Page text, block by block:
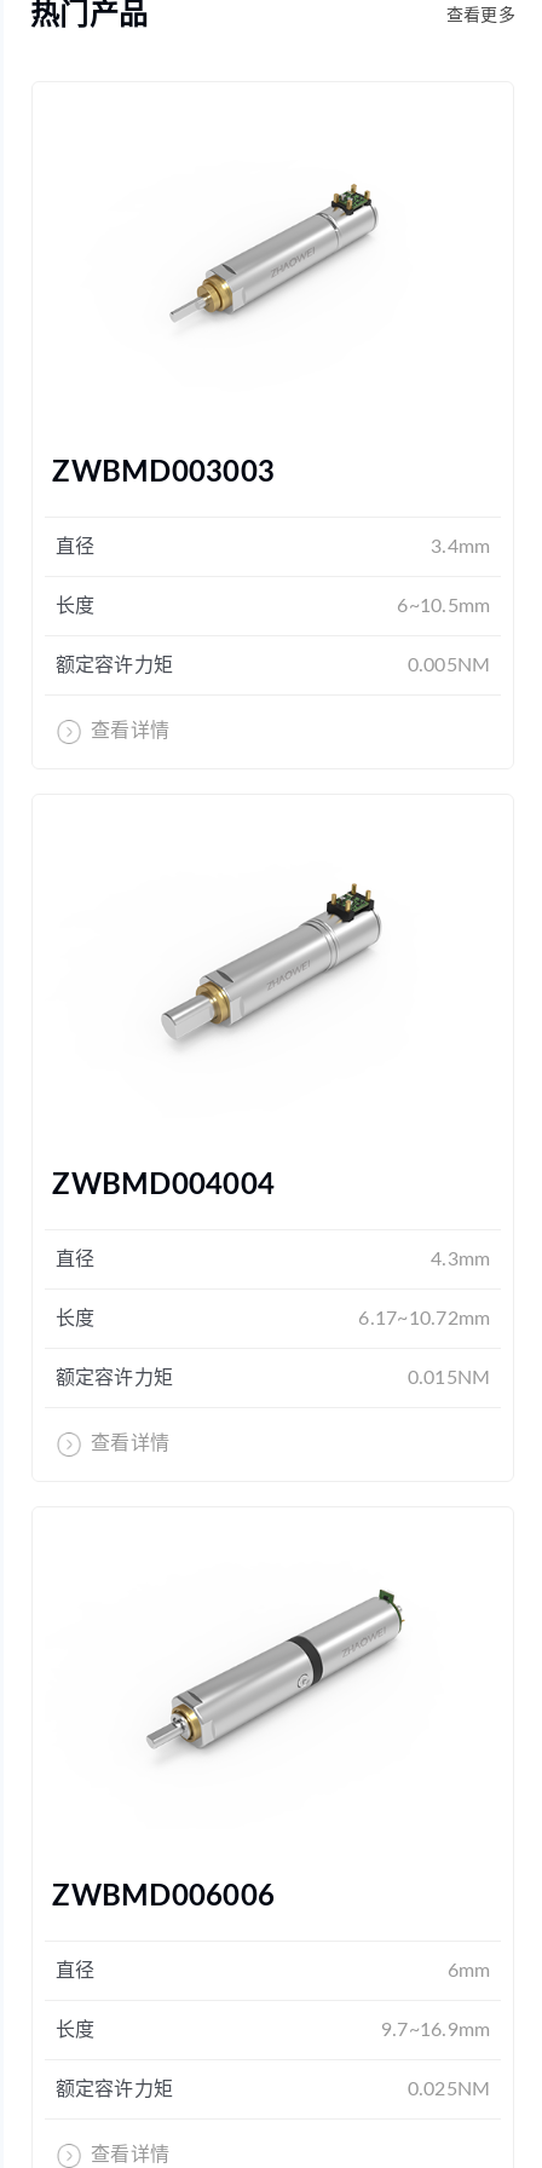
热门产品 查看更多
ZWBMD003003
直径 3.4mm
长度 6~10.5mm
额定容许力矩 0.005NM
查看详情
ZWBMD004004
直径 4.3mm
长度 6.17~10.72mm
额定容许力矩 0.015NM
查看详情
ZWBMD006006
直径 6mm
长度 9.7~16.9mm
额定容许力矩 0.025NM
查看详情